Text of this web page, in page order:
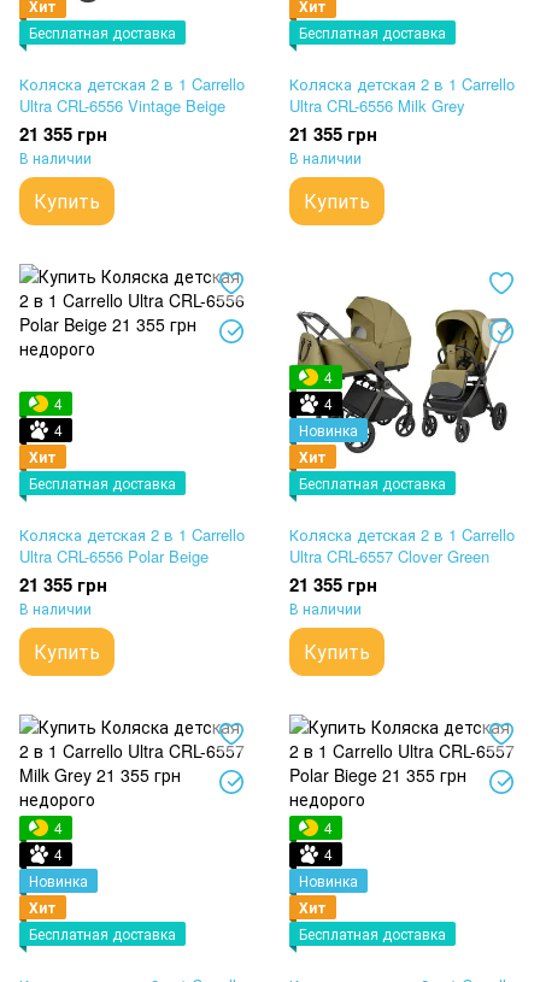
Хит
Бесплатная доставка
Коляска детская 2 в 1 Carrello
Ultra CRL-6556 Vintage Beige
21 355 грн
В наличии
Купить
Хит
Бесплатная доставка
Коляска детская 2 в 1 Carrello
Ultra CRL-6556 Milk Grey
21 355 грн
В наличии
Купить
4
4
Хит
Бесплатная доставка
Коляска детская 2 в 1 Carrello
Ultra CRL-6556 Polar Beige
21 355 грн
В наличии
Купить
4
4
Новинка
Хит
Бесплатная доставка
Коляска детская 2 в 1 Carrello
Ultra CRL-6557 Clover Green
21 355 грн
В наличии
Купить
4
4
Новинка
Хит
Бесплатная доставка
4
4
Новинка
Хит
Бесплатная доставка